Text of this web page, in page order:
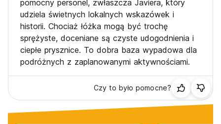
pomocny personel, zwłaszcza Javiera, który
udziela świetnych lokalnych wskazówek i
historii. Chociaż łóżka mogą być trochę
sprężyste, doceniane są czyste udogodnienia i
ciepłe prysznice. To dobra baza wypadowa dla
podróżnych z zaplanowanymi aktywnościami.
Czy to było pomocne?